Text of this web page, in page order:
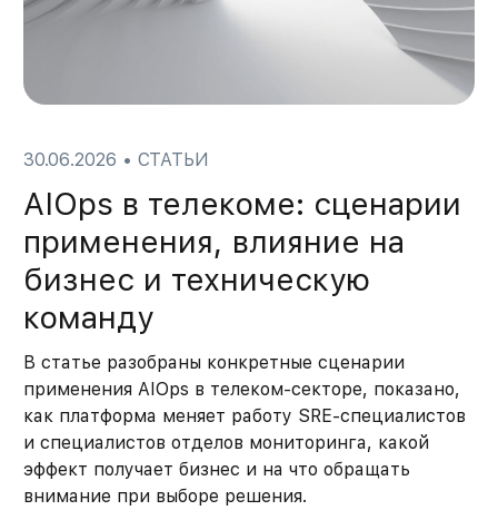
30.06.2026 • СТАТЬИ
AIOps в телекоме: сценарии
применения, влияние на
бизнес и техническую
команду
В статье разобраны конкретные сценарии
применения AIOps в телеком-секторе, показано,
как платформа меняет работу SRE-специалистов
и специалистов отделов мониторинга, какой
эффект получает бизнес и на что обращать
внимание при выборе решения.